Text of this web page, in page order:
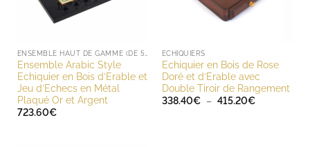
Ensemble Arabic Style
Echiquier en Bois d’Erable et
Jeu d’Echecs en Métal
Plaqué Or et Argent
723.60€
ECHIQUIERS
Echiquier en Bois de Rose
Doré et d’Erable avec
Double Tiroir de Rangement
338.40€ – 415.20€Plage